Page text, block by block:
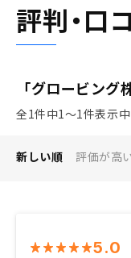
評判・口
「グロービング
全1件中1〜1件表示中
新しい順 評価が高
5.0